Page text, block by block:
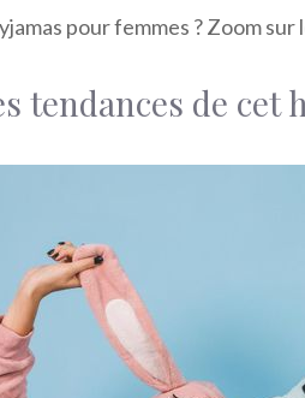
pour femmes ? Zoom
tendances de cet